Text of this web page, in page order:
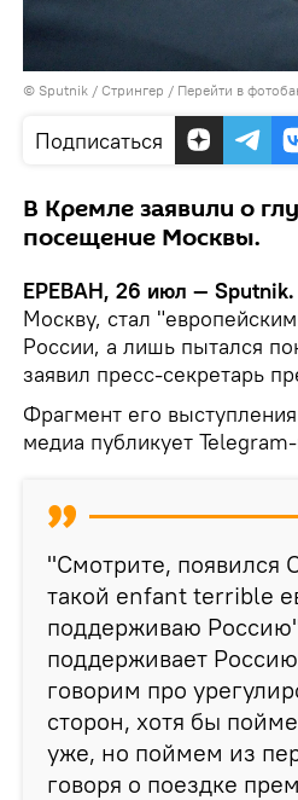
© Sputnik / Стрингер / Перейти в
Подписаться
В Кремле заявили о
посещение Москвы.
ЕРЕВАН, 26 июл — Sputnik.
Москву, стал
России, а лишь пытался
заявил пресс-секретарь
Фрагмент его
медиа публикует
"Смотрите, появился
такой enfant terrible
поддерживаю
поддерживает
говорим про
сторон, хотя бы
уже, но поймем из
говоря о поездке